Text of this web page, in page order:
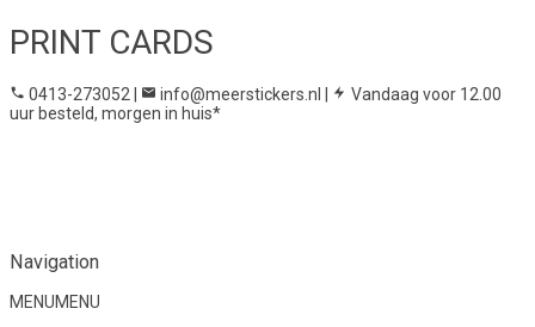
PRINT CARDS
0413-273052 | info@meerstickers.nl |
Vandaag voor 12.00
uur besteld, morgen in huis*
Navigation
MENUMENU